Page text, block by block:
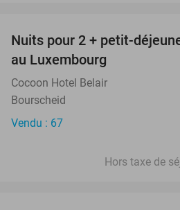
Nuits pour 2 + petit-
au Luxembourg
Cocoon Hotel Belair
Bourscheid
Vendu : 67
Hors taxe de